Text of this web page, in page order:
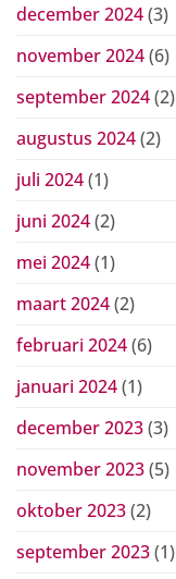
december 2024(3)
november 2024(6)
september 2024(2)
augustus 2024(2)
juli 2024(1)
juni 2024(2)
mei 2024(1)
maart 2024(2)
februari 2024(6)
januari 2024(1)
december 2023(3)
november 2023(5)
oktober 2023(2)
september 2023(1)